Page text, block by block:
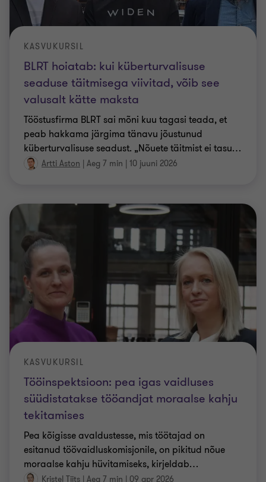
BLRT hoiatab: kui küberturvalisuse
seaduse täitmisega viivitad, võib see
valusalt kätte maksta
KASVUKURSIL
Tööstusfirma BLRT sai mõni kuu tagasi teada, et
peab hakkama järgima tänavu jõustunud
küberturvalisuse seadust. „Nõuete täitmist ei tasu…
Artti Aston | Aeg 7 min | 10 juuni 2026
Tööinspektsioon: pea igas vaidluses
süüdistatakse tööandjat moraalse kahju
tekitamises
KASVUKURSIL
Pea kõigisse avaldustesse, mis töötajad on
esitanud töövaidluskomisjonile, on pikitud nõue
moraalse kahju hüvitamiseks, kirjeldab…
Kristel Tiits | Aeg 7 min | 09 apr 2026